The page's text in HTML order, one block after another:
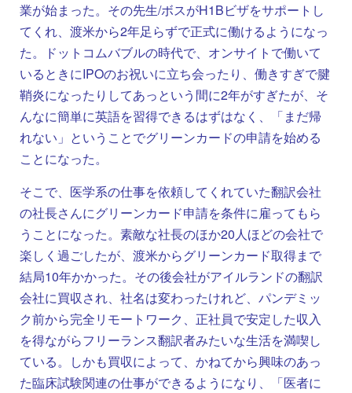
業が始まった。その先生/ボスがH1Bビザをサポートし
てくれ、渡米から2年足らずで正式に働けるようになっ
た。ドットコムバブルの時代で、オンサイトで働いて
いるときにIPOのお祝いに立ち会ったり、働きすぎで腱
鞘炎になったりしてあっという間に2年がすぎたが、そ
んなに簡単に英語を習得できるはずはなく、「まだ帰
れない」ということでグリーンカードの申請を始める
ことになった。
そこで、医学系の仕事を依頼してくれていた翻訳会社
の社長さんにグリーンカード申請を条件に雇ってもら
うことになった。素敵な社長のほか20人ほどの会社で
楽しく過ごしたが、渡米からグリーンカード取得まで
結局10年かかった。その後会社がアイルランドの翻訳
会社に買収され、社名は変わったけれど、パンデミッ
ク前から完全リモートワーク、正社員で安定した収入
を得ながらフリーランス翻訳者みたいな生活を満喫し
ている。しかも買収によって、かねてから興味のあっ
た臨床試験関連の仕事ができるようになり、「医者に